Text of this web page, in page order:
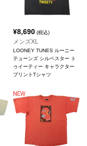
¥8,690 (税込)
メンズXL
LOONEY TUNES ルーニー
テューンズ シルベスター ト
ゥイーティー キャラクター
プリントTシャツ